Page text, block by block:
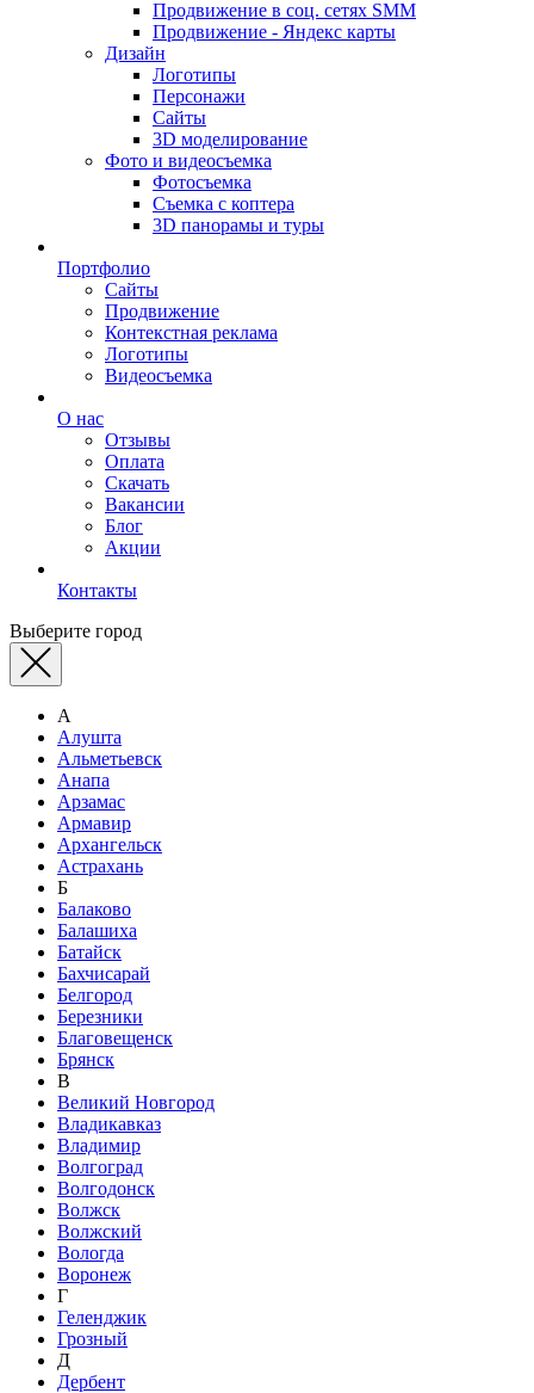
Продвижение в соц. сетях SMM
Продвижение - Яндекс карты
Дизайн
Логотипы
Персонажи
Сайты
3D моделирование
Фото и видеосъемка
Фотосъемка
Съемка с коптера
3D панорамы и туры
Портфолио
Сайты
Продвижение
Контекстная реклама
Логотипы
Видеосъемка
О нас
Отзывы
Оплата
Скачать
Вакансии
Блог
Акции
Контакты
Выберите город
А
Алушта
Альметьевск
Анапа
Арзамас
Армавир
Архангельск
Астрахань
Б
Балаково
Балашиха
Батайск
Бахчисарай
Белгород
Березники
Благовещенск
Брянск
В
Великий Новгород
Владикавказ
Владимир
Волгоград
Волгодонск
Волжск
Волжский
Вологда
Воронеж
Г
Геленджик
Грозный
Д
Дербент